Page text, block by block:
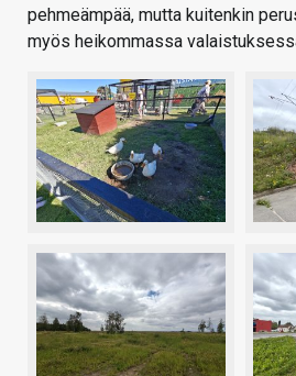
pehmeämpää, mutta kuitenkin
myös heikommassa